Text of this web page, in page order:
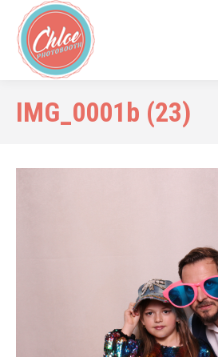
IMG_0001b (23)